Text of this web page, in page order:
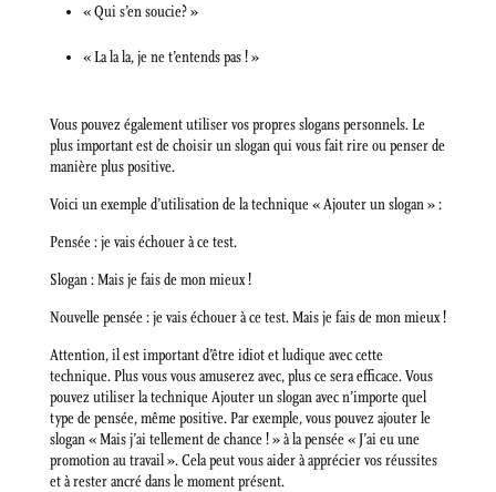
« Qui s’en soucie? »
« La la la, je ne t’entends pas ! »
Vous pouvez également utiliser vos propres slogans personnels. Le
plus important est de choisir un slogan qui vous fait rire ou penser de
manière plus positive.
Voici un exemple d’utilisation de la technique « Ajouter un slogan » :
Pensée : je vais échouer à ce test.
Slogan : Mais je fais de mon mieux !
Nouvelle pensée : je vais échouer à ce test. Mais je fais de mon mieux !
Attention, il est important d’être idiot et ludique avec cette
technique. Plus vous vous amuserez avec, plus ce sera efficace. Vous
pouvez utiliser la technique Ajouter un slogan avec n’importe quel
type de pensée, même positive. Par exemple, vous pouvez ajouter le
slogan « Mais j’ai tellement de chance ! » à la pensée « J’ai eu une
promotion au travail ». Cela peut vous aider à apprécier vos réussites
et à rester ancré dans le moment présent.